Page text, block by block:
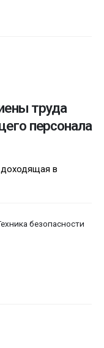
труда
персонала
в
безопасности